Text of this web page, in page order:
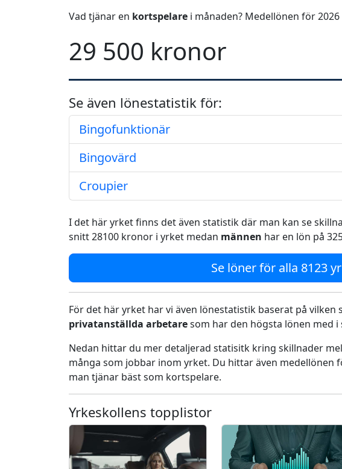
Vad tjänar en kortspelare i månaden? Medellönen för 2026
29 500 kronor
Se även lönestatistik för:
Bingofunktionär
Bingovärd
Croupier
I det här yrket finns det även statistik där man kan se
snitt 28100 kronor i yrket medan männen har en lön på
Se löner för alla 8123
För det här yrket har vi även lönestatistik baserat på vilken
privatanställda arbetaresom har den högsta lönen med i
Nedan hittar du mer detaljerad statisitk kring skillnader
många som jobbar inom yrket. Du hittar även medellönen
man tjänar bäst som kortspelare.
Yrkeskollens topplistor